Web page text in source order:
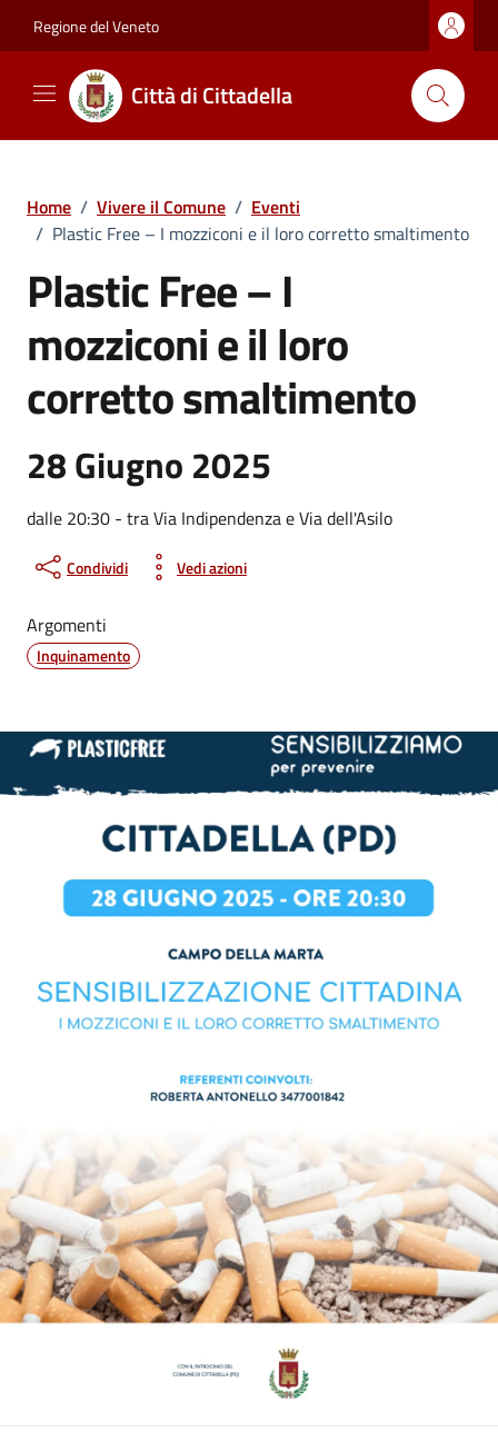
Regione del Veneto
Città di Cittadella
Home / Vivere il Comune / Eventi
/ Plastic Free – I mozziconi e il loro corretto smaltimento
Plastic Free – I
mozziconi e il loro
corretto smaltimento
28 Giugno 2025
dalle 20:30 - tra Via Indipendenza e Via dell'Asilo
Condividi Vedi azioni
Argomenti
Inquinamento